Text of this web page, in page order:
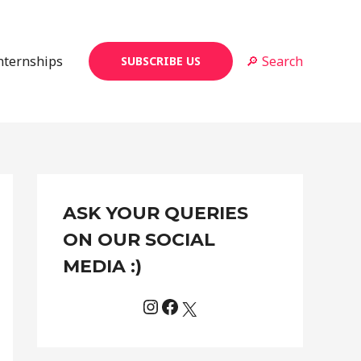
SUBSCRIBE US 🔎 Search
ASK YOUR QUERIES
ON OUR SOCIAL
MEDIA :)
a
t
e